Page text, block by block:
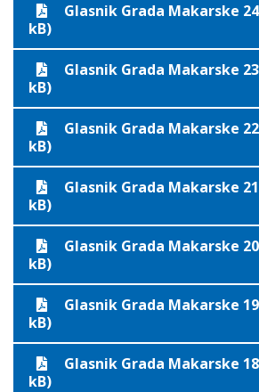
Glasnik Grada Makarske
kB)
Glasnik Grada Makarske
kB)
Glasnik Grada Makarske
kB)
Glasnik Grada Makarske
kB)
Glasnik Grada Makarske
kB)
Glasnik Grada Makarske
kB)
Glasnik Grada Makarske
kB)